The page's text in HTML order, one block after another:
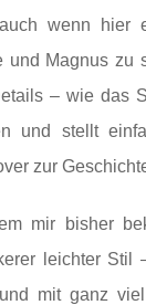
wenn hier
und Magnus zu
– wie das
und stellt
zur
mir bisher
leichter Stil
mit ganz